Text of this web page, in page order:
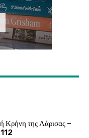
Κρήνη της Λάρισας –